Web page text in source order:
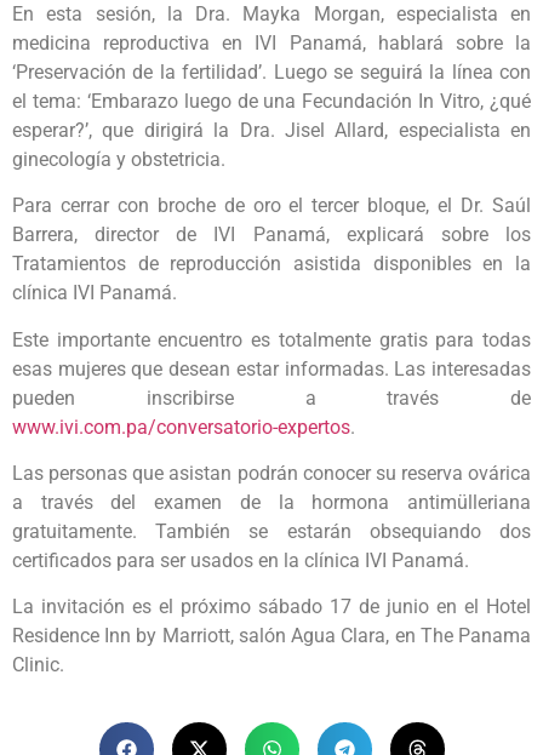
En esta sesión, la Dra. Mayka Morgan, especialista en
medicina reproductiva en IVI Panamá, hablará sobre la
‘Preservación de la fertilidad’. Luego se seguirá la línea con
el tema: ‘Embarazo luego de una Fecundación In Vitro, ¿qué
esperar?’, que dirigirá la Dra. Jisel Allard, especialista en
ginecología y obstetricia.
Para cerrar con broche de oro el tercer bloque, el Dr. Saúl
Barrera, director de IVI Panamá, explicará sobre los
Tratamientos de reproducción asistida disponibles en la
clínica IVI Panamá.
Este importante encuentro es totalmente gratis para todas
esas mujeres que desean estar informadas. Las interesadas
pueden inscribirse a través de
www.ivi.com.pa/conversatorio-expertos.
Las personas que asistan podrán conocer su reserva ovárica
a través del examen de la hormona antimülleriana
gratuitamente. También se estarán obsequiando dos
certificados para ser usados en la clínica IVI Panamá.
La invitación es el próximo sábado 17 de junio en el Hotel
Residence Inn by Marriott, salón Agua Clara, en The Panama
Clinic.